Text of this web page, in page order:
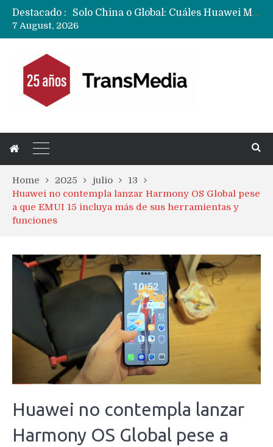
Destacado :
Data Centers de Huawei en Chile, México, Brasil,Perú y Argentina podrían verse afectados por arremetida de EE.UU
7 August, 2026
Home 2025 julio
13
Huawei no contempla lanzar Harmony OS Global pese
a que EMUI 15 incluya más de sus herramientas y
funciones
Huawei no contempla lanzar
Harmony OS Global pese a